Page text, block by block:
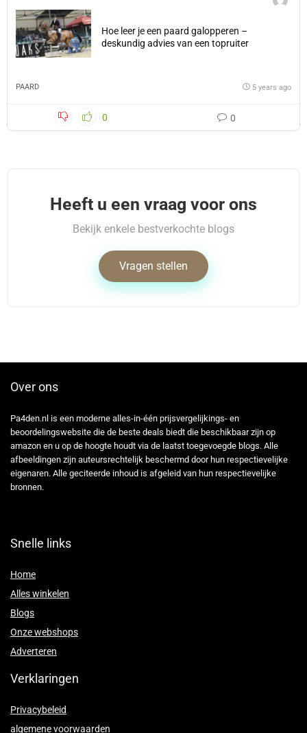
Hoe leer je een paard galopperen –
deskundig advies van een topruiter
PAARD 5 years ago
0 0
Heeft u een vraag voor ons
Bekijk enkele bestverkochte blogs
Vragen stellen
Over ons
Pa4den.nl is een moderne alles-in-één prijsvergelijkings- en
beoordelingswebsite die de beste deals biedt die beschikbaar zijn op
amazon en u op de hoogte houdt via de laatst toegevoegde blogs. Alle
afbeeldingen zijn auteursrechtelijk beschermd door hun respectievelijke
eigenaren. Alle geciteerde inhoud is afgeleid van hun respectievelijke
bronnen.
Snelle links
Home
Alles winkelen
Blogs
Onze webshops
Adverteren
Verklaringen
Privacybeleid
algemene voorwaarden